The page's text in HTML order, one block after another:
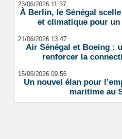
23/06/2026 11:37
À Berlin, le Sénégal
et climatique pour
21/06/2026 13:47
Air Sénégal et Boeing :
renforcer la
15/06/2026 09:56
Un nouvel élan pour
maritime au